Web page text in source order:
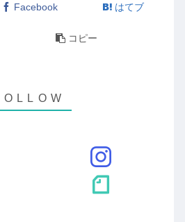
Facebook はてブ
コピー